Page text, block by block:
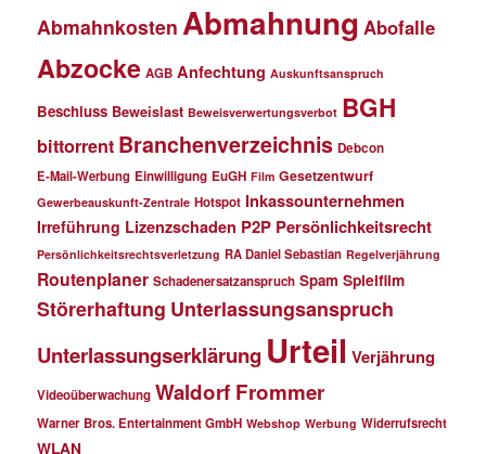
Abmahnkosten Abmahnung Abofalle
Abzocke AGB Anfechtung Auskunftsanspruch
Beschluss Beweislast Beweisverwertungsverbot BGH
bittorrent Branchenverzeichnis Debcon
E-Mail-Werbung Einwilligung EuGH Film Gesetzentwurf
Gewerbeauskunft-Zentrale Hotspot Inkassounternehmen
Irreführung Lizenzschaden P2P Persönlichkeitsrecht
Persönlichkeitsrechtsverletzung RA Daniel Sebastian Regelverjährung
Routenplaner Schadenersatzanspruch Spam Spielfilm
Störerhaftung Unterlassungsanspruch
Unterlassungserklärung Urteil Verjährung
Videoüberwachung Waldorf Frommer
Warner Bros. Entertainment GmbH Webshop Werbung Widerrufsrecht
WLAN